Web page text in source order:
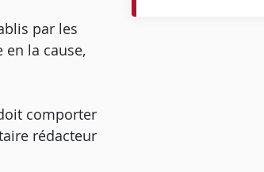
par les
la cause,
comporter
rédacteur